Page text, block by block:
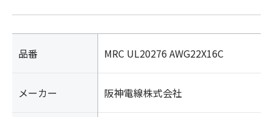
品番 MRC UL20276 AWG22X16C
メーカー 阪神電線株式会社